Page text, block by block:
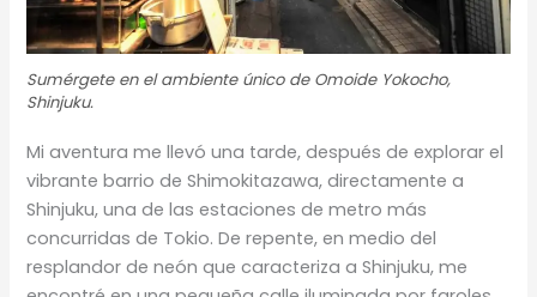
Sumérgete en el ambiente único de Omoide Yokocho,
Shinjuku.
Mi aventura me llevó una tarde, después de explorar el
vibrante barrio de Shimokitazawa, directamente a
Shinjuku, una de las estaciones de metro más
concurridas de Tokio. De repente, en medio del
resplandor de neón que caracteriza a Shinjuku, me